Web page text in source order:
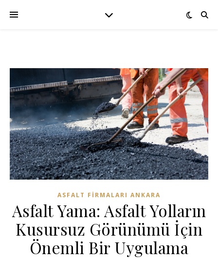
ASFALT FIRMALARI ANKARA
Asfalt Yama: Asfalt Yolların
Kusursuz Görünümü İçin
Önemli Bir Uygulama